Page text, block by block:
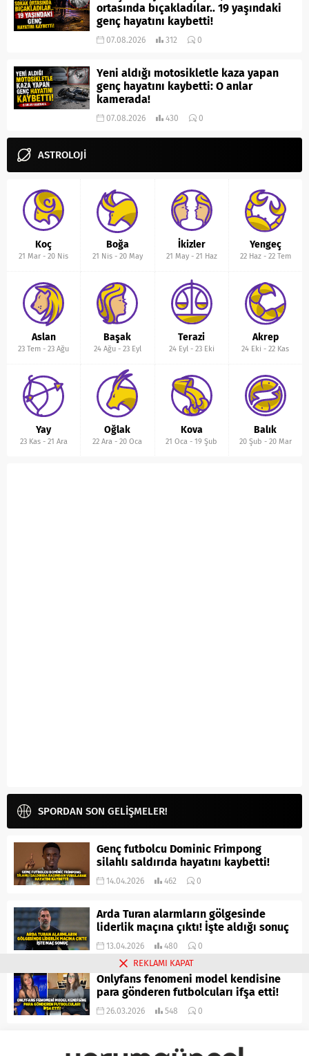
ortasında bıçakladılar.. 19 yaşındaki
genç hayatını kaybetti!
07.08.2026 312 0
Yeni aldığı motosikletle kaza yapan
genç hayatını kaybetti: O anlar
kamerada!
07.08.2026 430 0
ASTROLOJİ
Koç
21 Mar -20 Nis
Boğa
21 Nis- 20 May
İkizler
21 May- 21 Haz
Yengeç
22 Haz- 22 Tem
Aslan
23 Tem -23 Ağu
Başak
24 Ağu- 23 Eyl
Terazi
24 Eyl- 23 Eki
Akrep
24 Eki -22 Kas
Yay
23 Kas- 21 Ara
Oğlak
22 Ara -20 Oca
Kova
21 Oca -19 Şub
Balık
20 Şub - 20 Mar
SPORDAN SON GELİŞMELER!
Genç futbolcu Dominic Frimpong
silahlı saldırıda hayatını kaybetti!
14.04.2026 462 0
Arda Turan alarmların gölgesinde
liderlik maçına çıktı! İşte aldığı sonuç
13.04.2026 480 0
Onlyfans fenomeni model kendisine
para gönderen futbolcuları ifşa etti!
26.03.2026 548 0
REKLAMI KAPAT